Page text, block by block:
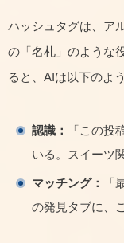
ハッシュタグは、ア
の「名札」のような
ると、AIは以下のよ
認識：
「この投
いる。スイーツ
マッチング：
「
の発見タブに、